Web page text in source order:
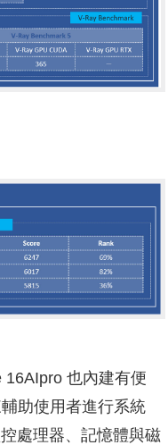
16AIpro 也內建有便
助使用者進行系統
處理器、記憶體與磁